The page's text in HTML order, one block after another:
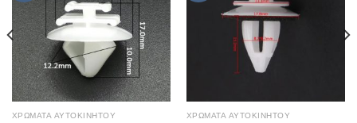
ΧΡΩΜΑΤΑ ΑΥΤΟΚΙΝΗΤΟΥ ΧΡΩΜΑΤΑ ΑΥΤΟΚΙΝΗΤΟΥ